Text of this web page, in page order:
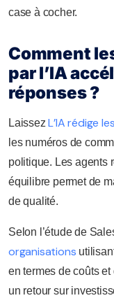
case à cocher.
Comment
par l’IA
réponses ?
Laissez L’IA rédige
les numéros de
politique. Les agents
équilibre permet de
de qualité.
Selon l’étude de
organisations
en termes de coûts et
un retour sur